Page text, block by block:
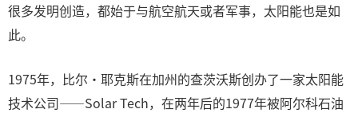
很多发明创造，都始于与航空航天或者军事，太阳能也是如
此。
1975年，比尔·耶克斯在加州的查茨沃斯创办了一家太阳能
技术公司——Solar Tech，在两年后的1977年被阿尔科石油